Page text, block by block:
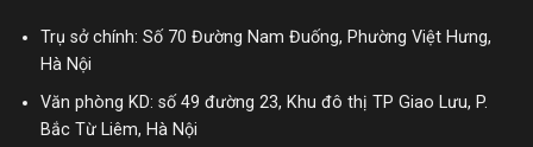
Trụ sở chính: Số 70 Đường Nam Đuống, Phường Việt Hưng,
Hà Nội
Văn phòng KD: số 49 đường 23, Khu đô thị TP Giao Lưu, P.
Bắc Từ Liêm, Hà Nội